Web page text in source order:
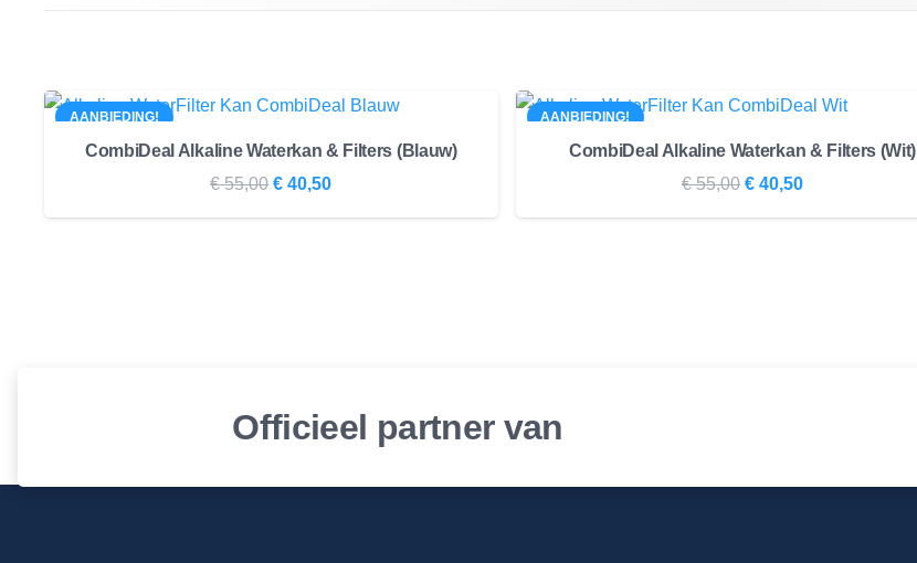
AANBIEDING!
CombiDeal Alkaline Waterkan & Filters (Blauw)
€55,00 Oorspronkelijke
prijs
€ 40,50Huidige
prijs
AANBIEDING!
CombiDeal Alkaline Waterkan & Filters (Wit)
€55,00 Oorspronkelijke
prijs
€40,50Huidige
prijs
Officieel partner van